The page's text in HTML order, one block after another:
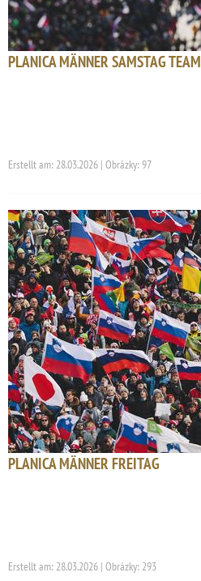
PLANICA MÄNNER SAMSTAG TEAM
Erstellt am: 28.03.2026 | Obrázky: 97
PLANICA MÄNNER FREITAG
Erstellt am: 28.03.2026 | Obrázky: 293